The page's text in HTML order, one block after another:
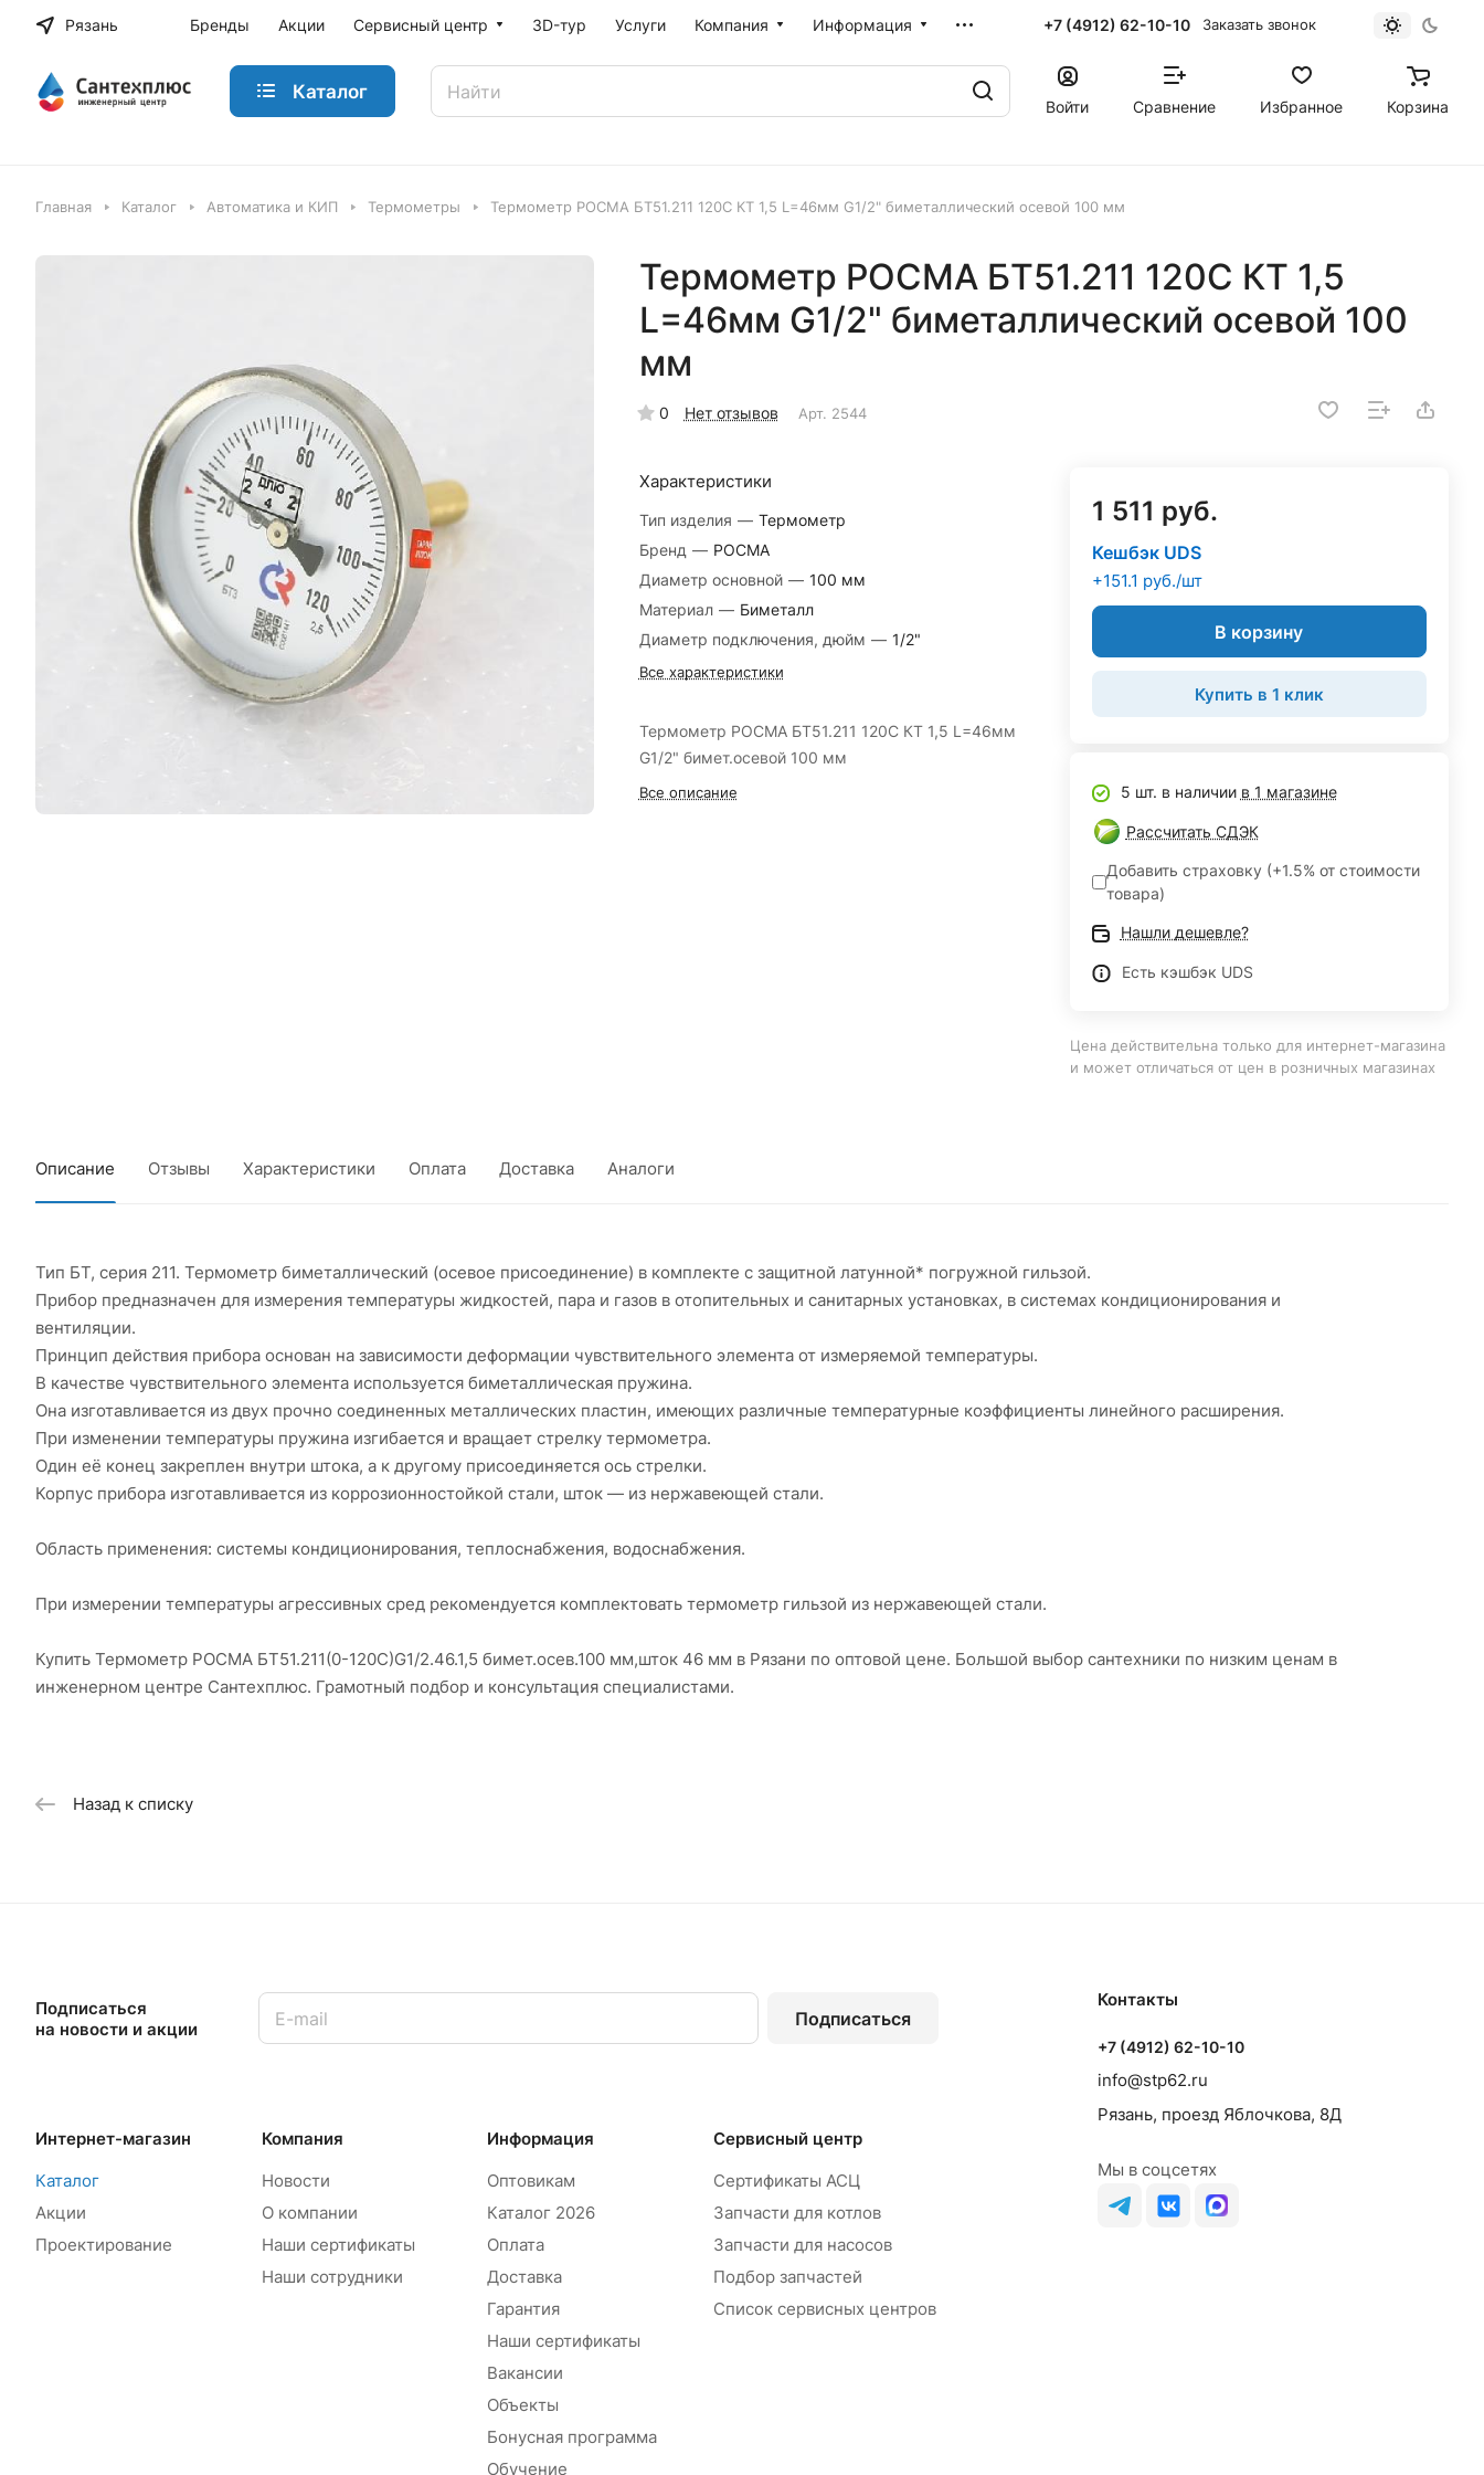
Рязань Бренды Акции Сервисный центр 3D-тур Услуги Компания Информация +7 (4912) 62-10-10 Заказать звонок
Каталог
Войти Сравнение Избранное Корзина
Главная Каталог Автоматика и КИП Термометры Термометр РОСМА БТ51.211 120С КТ 1,5 L=46мм G1/2" биметаллический осевой 100 мм
Термометр РОСМА БТ51.211 120С КТ 1,5
L=46мм G1/2" биметаллический осевой 100
мм
0 Нет отзывов Арт. 2544
Характеристики
Тип изделия — Термометр
Бренд — РОСМА
Диаметр основной — 100 мм
Материал — Биметалл
Диаметр подключения, дюйм — 1/2"
Все характеристики
Термометр РОСМА БТ51.211 120С КТ 1,5 L=46мм
G1/2" бимет.осевой 100 мм
Все описание
1 511 руб.
Кешбэк UDS
+151.1 руб./шт
В корзину
Купить в 1 клик
5 шт. в наличии в 1 магазине
Рассчитать СДЭК
Добавить страховку (+1.5% от стоимости
товара)
Нашли дешевле?
Есть кэшбэк UDS
Цена действительна только для интернет-магазина
и может отличаться от цен в розничных магазинах
Описание Отзывы Характеристики Оплата Доставка Аналоги
Тип БТ, серия 211. Термометр биметаллический (осевое присоединение) в комплекте с защитной латунной* погружной гильзой.
Прибор предназначен для измерения температуры жидкостей, пара и газов в отопительных и санитарных установках, в системах кондиционирования и
вентиляции.
Принцип действия прибора основан на зависимости деформации чувствительного элемента от измеряемой температуры.
В качестве чувствительного элемента используется биметаллическая пружина.
Она изготавливается из двух прочно соединенных металлических пластин, имеющих различные температурные коэффициенты линейного расширения.
При изменении температуры пружина изгибается и вращает стрелку термометра.
Один её конец закреплен внутри штока, а к другому присоединяется ось стрелки.
Корпус прибора изготавливается из коррозионностойкой стали, шток — из нержавеющей стали.
Область применения: системы кондиционирования, теплоснабжения, водоснабжения.
При измерении температуры агрессивных сред рекомендуется комплектовать термометр гильзой из нержавеющей стали.
Купить Термометр РОСМА БТ51.211(0-120С)G1/2.46.1,5 бимет.осев.100 мм,шток 46 мм в Рязани по оптовой цене. Большой выбор сантехники по низким ценам в
инженерном центре Сантехплюс. Грамотный подбор и консультация специалистами.
Назад к списку
Подписаться
на новости и акции
Подписаться
Интернет-магазин
Каталог
Акции
Проектирование
Компания
Новости
О компании
Наши сертификаты
Наши сотрудники
Информация
Оптовикам
Каталог 2026
Оплата
Доставка
Гарантия
Наши сертификаты
Вакансии
Объекты
Бонусная программа
Обучение
Сервисный центр
Сертификаты АСЦ
Запчасти для котлов
Запчасти для насосов
Подбор запчастей
Список сервисных центров
Контакты
+7 (4912) 62-10-10
info@stp62.ru
Рязань, проезд Яблочкова, 8Д
Мы в соцсетях